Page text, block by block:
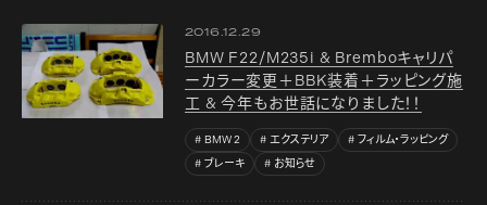
2016.12.29
BMW F22/M235i & Bremboキャリパ
ーカラー変更＋BBK装着＋ラッピング施
工 & 今年もお世話になりました！！
BMW 2 エクステリア
フィルム・ラッピング
ブレーキ
お知らせ